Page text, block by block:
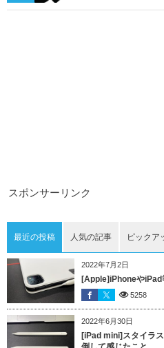
スポンサーリンク
最近の投稿 人気の記事 ピックア
2022年7月2日
[Apple]iPhoneやiPad
5258
2022年6月30日
[iPad mini]スタイラ